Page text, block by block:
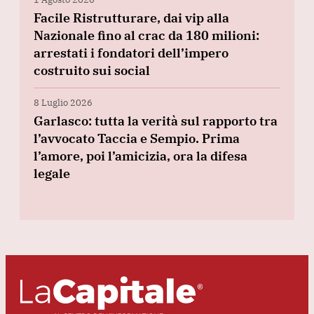
Facile Ristrutturare, dai vip alla
Nazionale fino al crac da 180 milioni:
arrestati i fondatori dell’impero
costruito sui social
8 Luglio 2026
Garlasco: tutta la verità sul rapporto tra
l’avvocato Taccia e Sempio. Prima
l’amore, poi l’amicizia, ora la difesa
legale